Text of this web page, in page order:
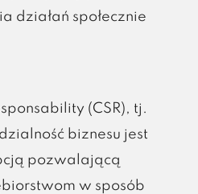
działań społecznie
(CSR), tj.
biznesu jest
pozwalającą
w sposób